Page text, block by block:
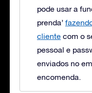
pode usar a
prenda’
cliente com o
pessoal e
enviados no
encomenda.